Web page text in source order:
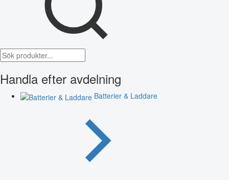
Handla efter avdelning
Batterier & Laddare